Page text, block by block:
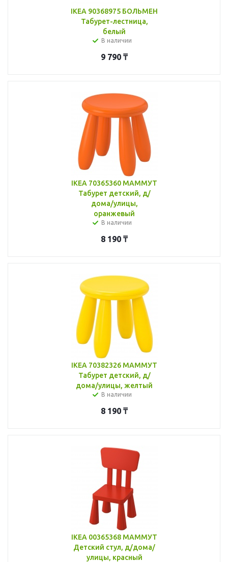
IKEA 90368975 БОЛЬМЕН
Табурет-лестница,
белый
В наличии
9 790 ₸
IKEA 70365360 МАММУТ
Табурет детский, д/
дома/улицы,
оранжевый
В наличии
8 190 ₸
IKEA 70382326 МАММУТ
Табурет детский, д/
дома/улицы, желтый
В наличии
8 190 ₸
IKEA 00365368 МАММУТ
Детский стул, д/дома/
улицы, красный